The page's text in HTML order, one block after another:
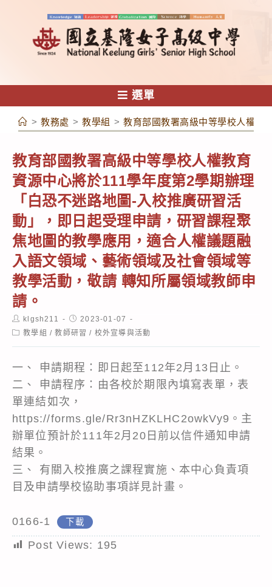
容
選單
> 教務處 > 教學組 > 教育部國教署高級中等學校人權教
教育部國教署高級中等學校人權教育
資源中心將於111學年度第2學期辦理
「白恐不迷路地圖-入校推廣研習活
動」，即日起受理申請，研習課程聚
焦地圖的教學應用，適合人權議題融
入語文領域、藝術領域及社會領域等
教學活動，敬請 轉知所屬領域教師申
請。
Post
author:
klgsh211
Post
published:
2023-01-07
Post教學組 / 教師研習 / 校外宣導與活動
一、 申請期程：即日起至112年2月13日止。
二、 申請程序：由各校於期限內填寫表單，表
單連結如次，
https://forms.gle/Rr3nHZKLHC2owkVy9。主
辦單位預計於111年2月20日前以信件通知申請
結果。
三、 有關入校推廣之課程實施、本中心負責項
目及申請學校協助事項詳見計畫。
0166-1 下載
Post Views: 195